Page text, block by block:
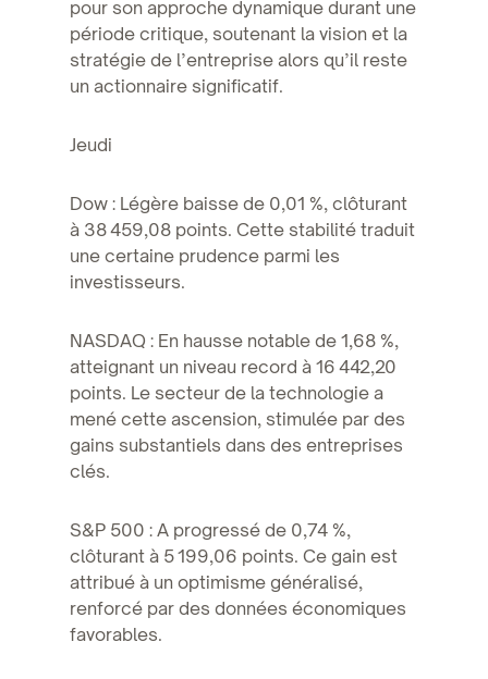
pour son approche dynamique durant une
période critique, soutenant la vision et la
stratégie de l’entreprise alors qu’il reste
un actionnaire significatif.
Jeudi
Dow : Légère baisse de 0,01 %, clôturant
à 38 459,08 points. Cette stabilité traduit
une certaine prudence parmi les
investisseurs.
NASDAQ : En hausse notable de 1,68 %,
atteignant un niveau record à 16 442,20
points. Le secteur de la technologie a
mené cette ascension, stimulée par des
gains substantiels dans des entreprises
clés.
S&P 500 : A progressé de 0,74 %,
clôturant à 5 199,06 points. Ce gain est
attribué à un optimisme généralisé,
renforcé par des données économiques
favorables.